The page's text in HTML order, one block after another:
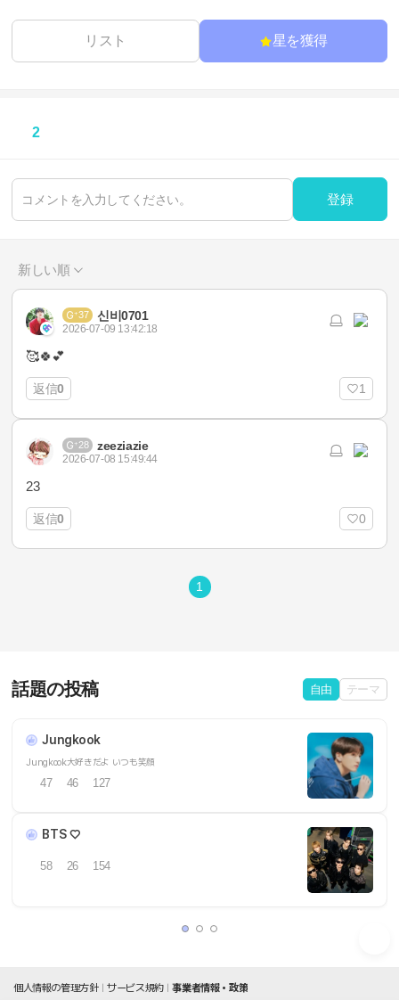
リスト 星を獲得
2
登録
新しい順
37 신비0701
2026-07-09 13:42:18
🥰🍀💕
返信0 1
28 zeeziazie
2026-07-08 15:49:44
23
返信0 0
1
話題の投稿 自由 テーマ
Jungkook
Jungkook大好きだよ いつも笑顔
47 46 127
BTS ♡
58 26 154
個人情報の管理方針 サービス規約 事業者情報・政策